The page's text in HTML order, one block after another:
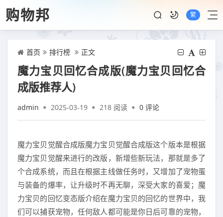
购物邦 繁
首页 排行榜 正文
魔力宝贝回忆合成版(魔力宝贝回忆合
成版推荐人)
admin 2025-03-19 218 阅读 0 评论
魔力宝贝觉醒合成版魔力宝贝觉醒合成版这个版本是根据
魔力宝贝觉醒来进行的改版，新增些新玩法，那就是多了
个合成系统，而且在根据主线做任务时，又增加了宠物蛋
与装备的爆率，让升级时不再无聊，深受大家的喜爱；魔
力宝贝的回忆变态版介绍在魔力宝贝的回忆的世界中，我
们可以捕获宠物，任何敌人都可能是你日后可靠的宠物，